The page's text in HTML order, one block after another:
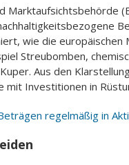
Marktaufsichtsbehörde
wie die
Streubomben,
Aus den
mit Investitionen in
regelmäßig in